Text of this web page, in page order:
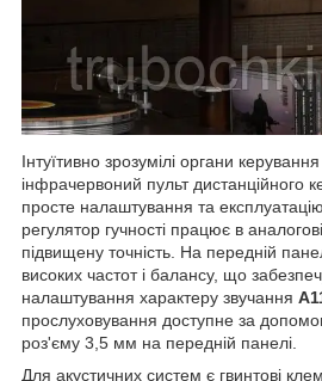
Інтуїтивно зрозумілі органи
інфрачервоний пульт дистанційного
просте налаштування та
регулятор гучності працює в
підвищену точність. На передній
високих частот і балансу, що
налаштування характеру звучання
прослуховування доступне за
роз'єму 3,5 мм на передній панелі.
Для акустичних систем є гвинтові